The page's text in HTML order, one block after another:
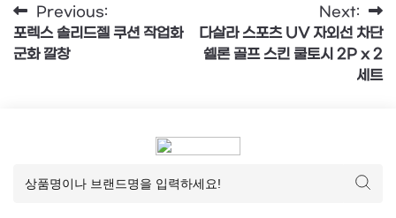
글
탐
Previous:
포렉스 솔리드젤 쿠션 작업화
군화 깔창
Next:
다살라 스포츠 UV 자외선 차단
쉘론 골프 스킨 쿨토시 2P x 2
세트